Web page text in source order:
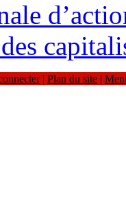
| Plan du site |